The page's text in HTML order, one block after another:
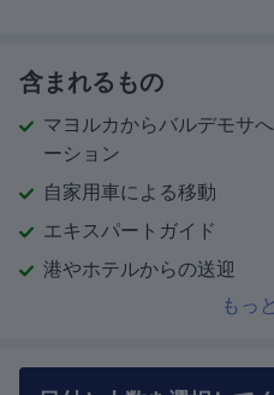
含まれるもの
マヨルカからバルデモサ
ーション
自家用車による移動
エキスパートガイド
港やホテルからの送迎
もっ